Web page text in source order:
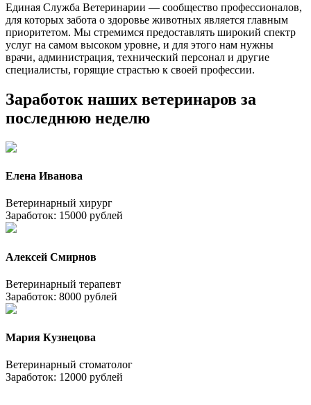
Единая Служба Ветеринарии — сообщество профессионалов,
для которых забота о здоровье животных является главным
приоритетом. Мы стремимся предоставлять широкий спектр
услуг на самом высоком уровне, и для этого нам нужны
врачи, администрация, технический персонал и другие
специалисты, горящие страстью к своей профессии.
Заработок наших ветеринаров за
последнюю неделю
Елена Иванова
Ветеринарный хирург
Заработок: 15000 рублей
Алексей Смирнов
Ветеринарный терапевт
Заработок: 8000 рублей
Мария Кузнецова
Ветеринарный стоматолог
Заработок: 12000 рублей